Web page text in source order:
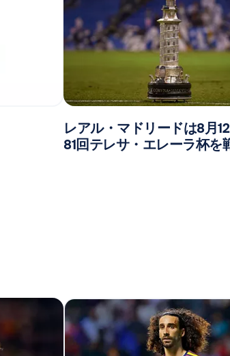
レアル・マドリードは8月
81回テレサ・エレーラ杯を